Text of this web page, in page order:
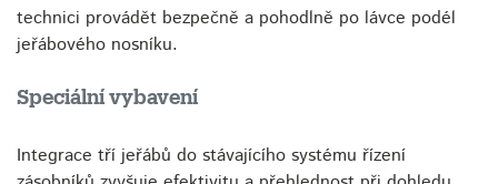
technici provádět bezpečně a pohodlně po lávce podél
jeřábového nosníku.
Speciální vybavení
Integrace tří jeřábů do stávajícího systému řízení